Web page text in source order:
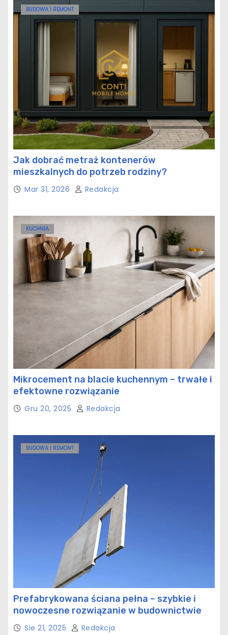
BUDOWA I REMONT
Jak dobrać metraż kontenerów
mieszkalnych do potrzeb rodziny?
Mar 31, 2026 Redakcja
KUCHNIA
Mikrocement na blacie kuchennym – trwałe i
efektowne rozwiązanie
Gru 20, 2025 Redakcja
BUDOWA I REMONT
Prefabrykowana ściana pełna – szybkie i
nowoczesne rozwiązanie w budownictwie
Sie 21, 2025 Redakcja